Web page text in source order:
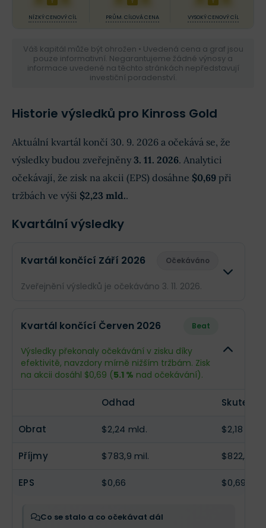
NÍZKÝ CENOVÝ CÍL PRŮM. CÍLOVÁ CENA VYSOKÝ CENOVÝ CÍL
Váš kapitál může být ohrožen • Uvedená cena a graf jsou
pouze informativní. Negarantujeme žádné výnosy a
informace uvedené na těchto stránkách nepředstavují
investiční poradenství.
Historie výsledků pro Kinross Gold
Aktuální kvartál končí 30. 9. 2026 a očekává se, že
výsledky budou zveřejněny 3. 11. 2026. Analytici
očekávají, že zisk na akcii (EPS) dosáhne $0,69 při
tržbách ve výši $2,23 mld..
Kvartální výsledky
Kvartál končící Září 2026 Očekáváno
Zveřejnění výsledků je očekáváno 3. 11. 2026.
Příjmy $823,9 mil.
Kvartál končící Červen 2026 Beat
Výsledky překonaly očekávání v zisku díky
efektivitě, navzdory mírně nižším tržbám. Zisk
na akcii dosáhl $0,69 (5.1 % nad očekávání).
Odhad
Obrat $2,24 mld. $2,18 mld.
Příjmy $783,9 mil. $822,8
EPS $0,66 $0,69
Co se stalo a co očekávat dál